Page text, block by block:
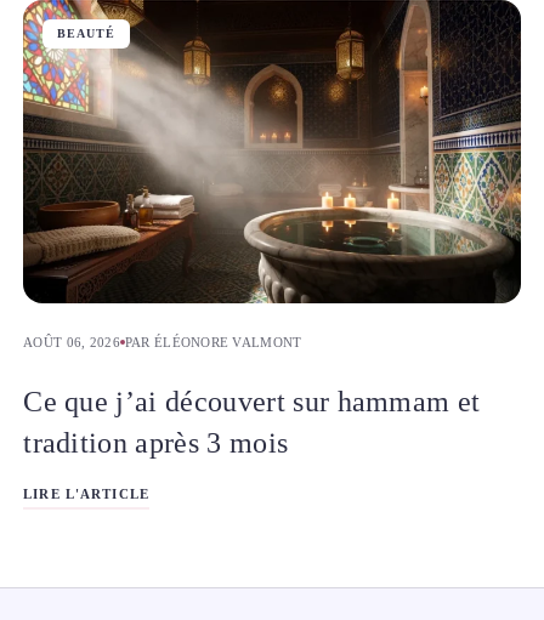
BEAUTÉ
AOÛT 06, 2026 PAR ÉLÉONORE VALMONT
Ce que j’ai découvert sur hammam et
tradition après 3 mois
LIRE L'ARTICLE